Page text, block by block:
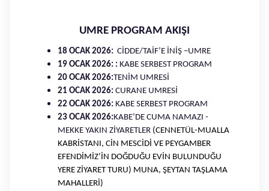
18 OCAK 2026 - 01 ŞUBAT 2026
Hemen Ara!
Whatsapptan Yaz!
UMRE PROGRAM AKIŞI
18 OCAK 2026: CİDDE/TAİF’E İNİŞ –UMRE
19 OCAK 2026: : KABE SERBEST PROGRAM
20 OCAK 2026:TENİM UMRESİ
21 OCAK 2026: CURANE UMRESİ
22 OCAK 2026: KABE SERBEST PROGRAM
23 OCAK 2026: KABE’DE CUMA NAMAZI -
MEKKE YAKIN ZİYARETLER (CENNETÜL-MUALLA
KABRİSTANI, CİN MESCİDİ VE PEYGAMBER
EFENDİMİZ’İN DOĞDUĞU EVİN BULUNDUĞU
YERE ZİYARET TURU) MUNA, ŞEYTAN TAŞLAMA
MAHALLERİ)